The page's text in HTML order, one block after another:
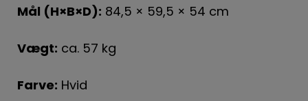
Mål (H×B×D): 84,5 × 59,5 × 54 cm
Vægt: ca. 57 kg
Farve: Hvid